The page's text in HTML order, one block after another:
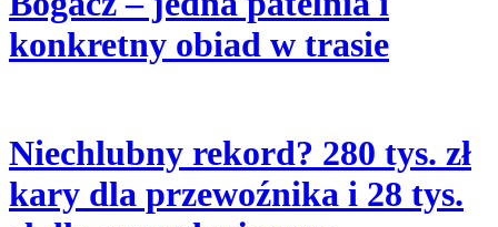
konkretny obiad w trasie
Niechlubny rekord? 280 tys. zł
kary dla przewoźnika i 28 tys.